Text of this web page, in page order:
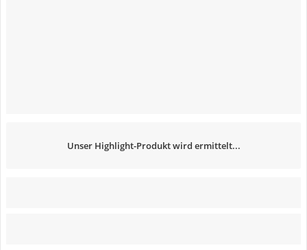
Unser Highlight-Produkt wird ermittelt...